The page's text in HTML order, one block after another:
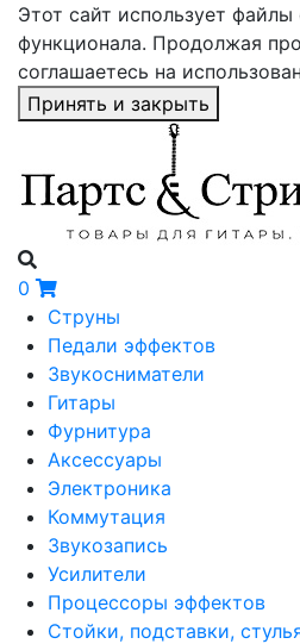
Этот сайт использует
функционала. Продолжая
соглашаетесь на
Принять и закрыть
0
Струны
Педали эффектов
Звукосниматели
Гитары
Фурнитура
Аксессуары
Электроника
Коммутация
Звукозапись
Усилители
Процессоры эффектов
Стойки, подставки,